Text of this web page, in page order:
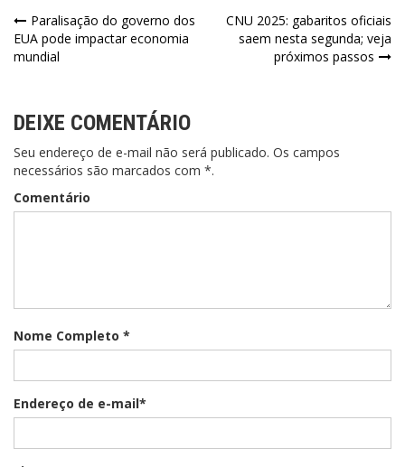
Navegação
de
Paralisação do governo dos
EUA pode impactar economia
mundial
CNU 2025: gabaritos oficiais
saem nesta segunda; veja
próximos passos
DEIXE COMENTÁRIO
Seu endereço de e-mail não será publicado. Os campos
necessários são marcados com *.
Comentário
Nome Completo *
Endereço de e-mail*